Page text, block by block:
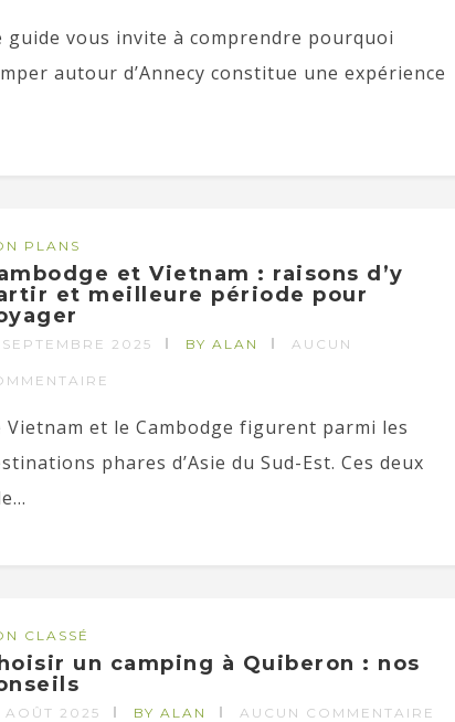
guide vous invite à comprendre pourquoi
autour d’Annecy constitue une expérience
PLANS
et Vietnam : raisons d’y
et meilleure période pour
SEPTEMBRE 2025 BY ALAN AUCUN
Vietnam et le Cambodge figurent parmi les
phares d’Asie du Sud-Est. Ces deux
CLASSÉ
un camping à Quiberon : nos
AOÛT 2025 BY ALAN AUCUN COMMENTAIRE